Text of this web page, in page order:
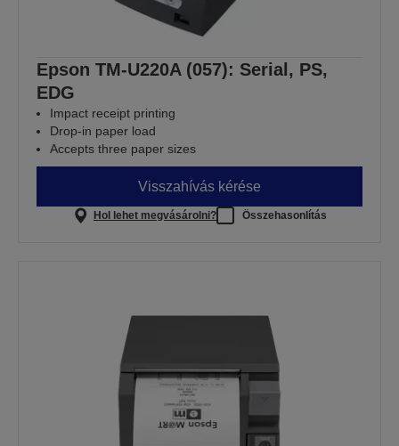
Epson TM-U220A (057): Serial, PS,
EDG
Impact receipt printing
Drop-in paper load
Accepts three paper sizes
Visszahívás kérése
Hol lehet megvásárolni? Összehasonlítás